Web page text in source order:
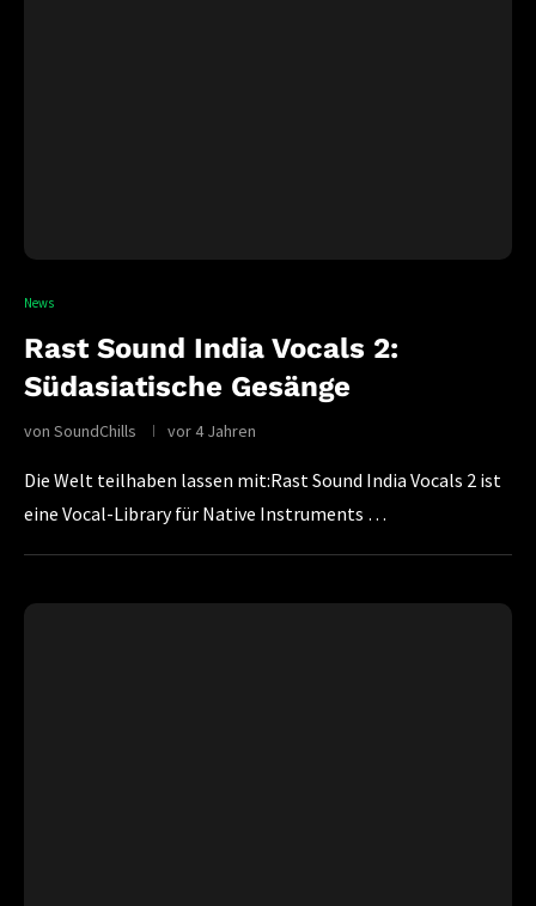
News
Rast Sound India Vocals 2:
Südasiatische Gesänge
von SoundChills vor 4 Jahren
Die Welt teilhaben lassen mit:Rast Sound India Vocals 2 ist
eine Vocal-Library für Native Instruments …